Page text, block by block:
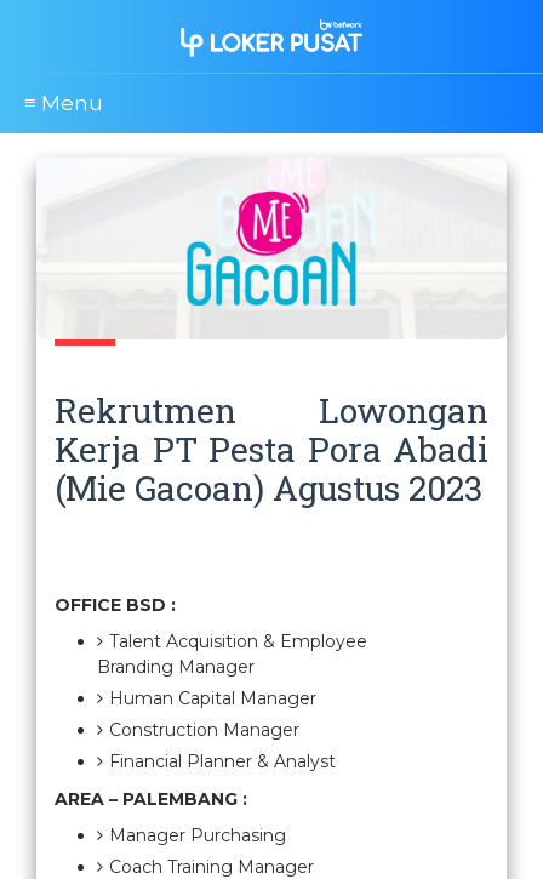
≡ Menu
Rekrutmen Lowongan
Kerja PT Pesta Pora Abadi
(Mie Gacoan) Agustus 2023
OFFICE BSD :
Talent Acquisition & Employee
Branding Manager
Human Capital Manager
Construction Manager
Financial Planner & Analyst
AREA – PALEMBANG :
Manager Purchasing
Coach Training Manager